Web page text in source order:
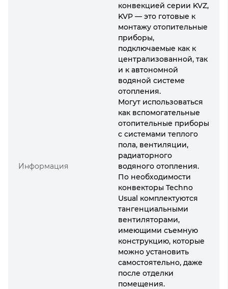
Информация
конвекцией серии KVZ,
KVP — это готовые к
монтажу отопительные
приборы,
подключаемые как к
централизованной, так
и к автономной
водяной системе
отопления.
Могут использоваться
как вспомогательные
отопительные приборы
с системами теплого
пола, вентиляции,
радиаторного
водяного отопления.
По необходимости
конвекторы Techno
Usual комплектуются
тангенциальными
вентиляторами,
имеющими съемную
конструкцию, которые
можно установить
самостоятельно, даже
после отделки
помещения.